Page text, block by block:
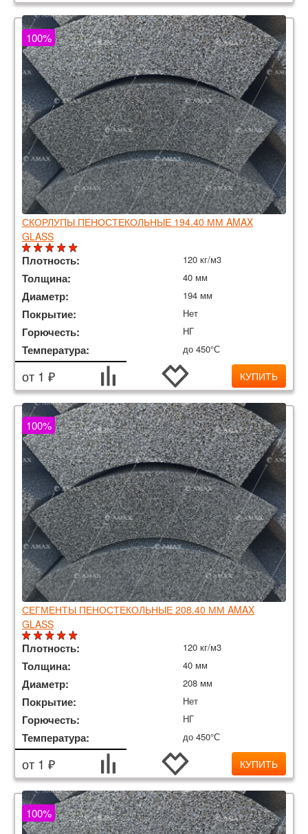
СКОРЛУПЫ ПЕНОСТЕКОЛЬНЫЕ 194.40 ММ AMAX
GLASS
100%
Плотность: 120 кг/м3
Толщина: 40 мм
Диаметр: 194 мм
Покрытие: Нет
Горючесть: НГ
Температура: до 450°С
от 1 ₽ КУПИТЬ
СЕГМЕНТЫ ПЕНОСТЕКОЛЬНЫЕ 208.40 ММ AMAX
GLASS
100%
Плотность: 120 кг/м3
Толщина: 40 мм
Диаметр: 208 мм
Покрытие: Нет
Горючесть: НГ
Температура: до 450°С
от 1 ₽ КУПИТЬ
100%